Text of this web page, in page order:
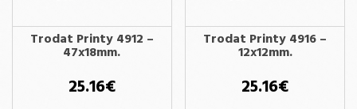
Trodat Printy 4912 –
47x18mm.
25.16€
Trodat Printy 4916 –
12x12mm.
25.16€